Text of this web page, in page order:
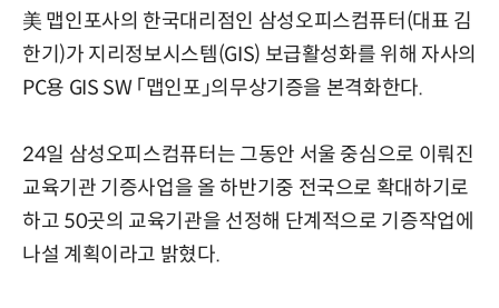
美 맵인포사의 한국대리점인 삼성오피스컴퓨터(대표 김
한기)가 지리정보시스템(GIS) 보급활성화를 위해 자사의
PC용 GIS SW 「맵인포」의무상기증을 본격화한다.
24일 삼성오피스컴퓨터는 그동안 서울 중심으로 이뤄진
교육기관 기증사업을 올 하반기중 전국으로 확대하기로
하고 50곳의 교육기관을 선정해 단계적으로 기증작업에
나설 계획이라고 밝혔다.